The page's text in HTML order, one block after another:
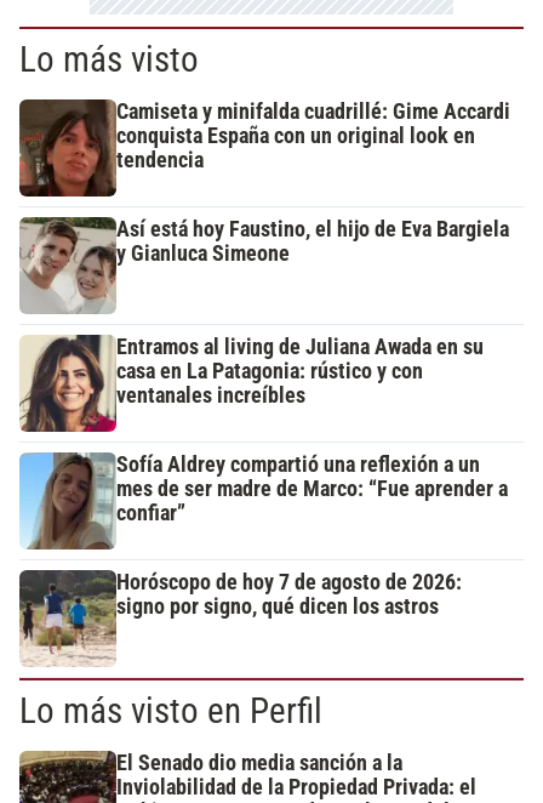
Lo más visto
Camiseta y minifalda cuadrillé: Gime Accardi
conquista España con un original look en
tendencia
Así está hoy Faustino, el hijo de Eva Bargiela
y Gianluca Simeone
Entramos al living de Juliana Awada en su
casa en La Patagonia: rústico y con
ventanales increíbles
Sofía Aldrey compartió una reflexión a un
mes de ser madre de Marco: “Fue aprender a
confiar”
Horóscopo de hoy 7 de agosto de 2026:
signo por signo, qué dicen los astros
Lo más visto en Perfil
El Senado dio media sanción a la
Inviolabilidad de la Propiedad Privada: el